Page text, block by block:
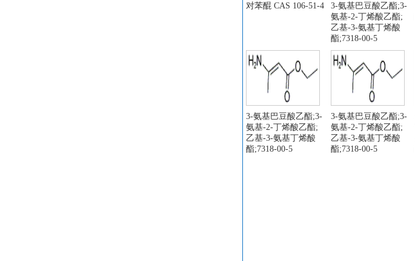
去氢表雄酮
伊鲁替尼
3-氯苯胺
3-氨基-5-(4-苯氧基苯基)-4-氰基-1H-吡唑
氟硅酸钾
2-萘甲醚
对甲基苯甲醚
烯丙基腈 CAS 109-75-1
对苯醌 CAS 106-51-4
3-氨基巴豆酸乙酯;3-
氨基-2-丁烯酸乙酯;
乙基-3-氨基丁烯酸
酯;7318-00-5
3-氨基巴豆酸乙酯;3-
氨基-2-丁烯酸乙酯;
乙基-3-氨基丁烯酸
酯;7318-00-5
3-氨基巴豆酸乙酯;3-
氨基-2-丁烯酸乙酯;
乙基-3-氨基丁烯酸
酯;7318-00-5